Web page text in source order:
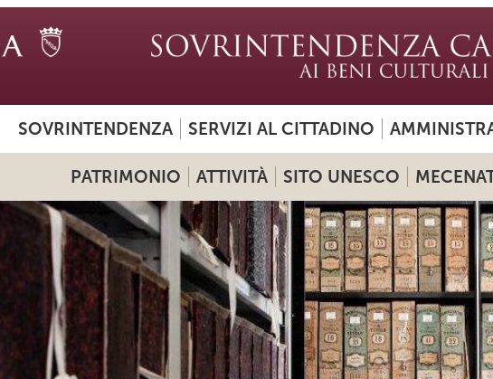
SOVRINTENDENZA SERVIZI AL CITTADINO
PATRIMONIO ATTIVITÀ SITO UNESCO